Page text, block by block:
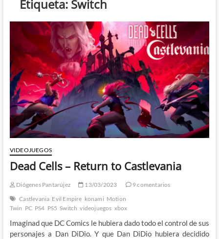
Etiqueta: Switch
VIDEOJUEGOS
Dead Cells – Return to Castlevania
Diógenes Pantarújez 13/03/2023
9 comentarios
Castlevania Evil Empire konami Motion
Twin PC PS4 PS5 Switch videojuegos xbox
Imaginad que DC Comics le hubiera dado todo el control de sus
personajes a Dan DiDio. Y que Dan DiDio hubiera decidido